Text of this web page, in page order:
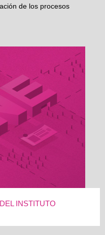
de los procesos
INSTITUTO